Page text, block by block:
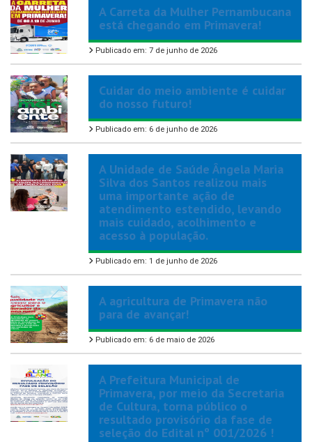
A Carreta da Mulher Pernambucana
está chegando em Primavera!
Publicado em: 7 de junho de 2026
Cuidar do meio ambiente é cuidar
do nosso futuro!
Publicado em: 6 de junho de 2026
A Unidade de Saúde Ângela Maria
Silva dos Santos realizou mais
uma importante ação de
atendimento estendido, levando
mais cuidado, acolhimento e
acesso à população.
Publicado em: 1 de junho de 2026
A agricultura de Primavera não
para de avançar!
Publicado em: 6 de maio de 2026
A Prefeitura Municipal de
Primavera, por meio da Secretaria
de Cultura, torna público o
resultado provisório da fase de
seleção do Edital nº 001/2026 !